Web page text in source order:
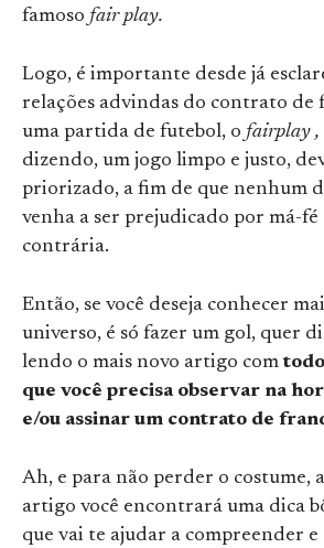
famoso fair play.
Logo, é importante desde já
relações advindas do contrato de
uma partida de futebol, o fairplay ,
dizendo, um jogo limpo e justo,
priorizado, a fim de que nenhum
venha a ser prejudicado por má-fé
contrária.
Então, se você deseja conhecer
universo, é só fazer um gol, quer
lendo o mais novo artigo com
que você precisa observar na
e/ou assinar um contrato de
Ah, e para não perder o costume,
artigo você encontrará uma dica
que vai te ajudar a compreender e